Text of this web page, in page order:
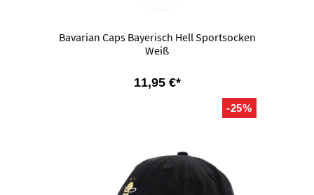
Bavarian Caps Bayerisch Hell Sportsocken
Weiß
11,95 €*
-25%